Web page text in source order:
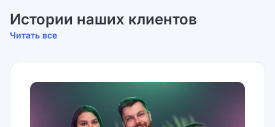
Истории наших клиентов
Читать все